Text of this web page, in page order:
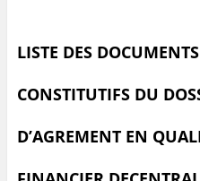
LISTE DES
CONSTITUTIFS DU DO
D’AGREMENT EN